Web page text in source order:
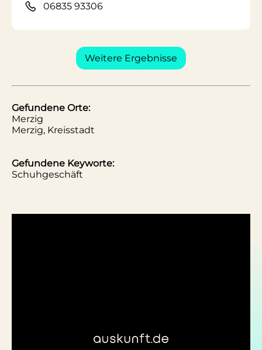
06835 93306
Weitere Ergebnisse
Gefundene Orte:
Merzig
Merzig, Kreisstadt
Gefundene Keyworte:
Schuhgeschäft